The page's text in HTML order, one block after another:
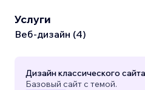
Услуги
Веб-дизайн (4)
Дизайн классического сайта
Базовый сайт с темой.